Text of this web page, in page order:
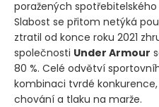
poražených
Slabost se přitom netýká
ztratil od konce roku 2021
společnosti Under Armour
80 %. Celé odvětví
kombinaci tvrdé
chování a tlaku na marže.